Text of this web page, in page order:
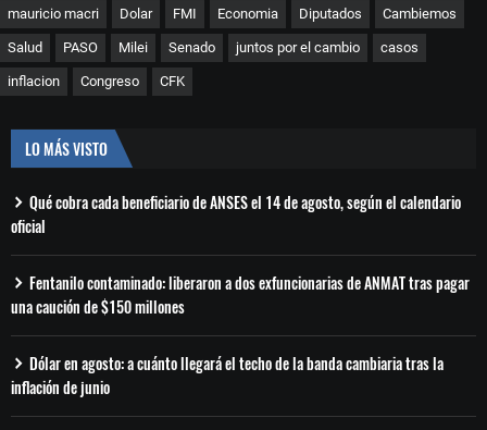
mauricio macri Dolar FMI Economia Diputados Cambiemos
Salud PASO Milei Senado juntos por el cambio casos
inflacion Congreso CFK
LO MÁS VISTO
Qué cobra cada beneficiario de ANSES el 14 de agosto, según el calendario
oficial
Fentanilo contaminado: liberaron a dos exfuncionarias de ANMAT tras pagar
una caución de $150 millones
Dólar en agosto: a cuánto llegará el techo de la banda cambiaria tras la
inflación de junio